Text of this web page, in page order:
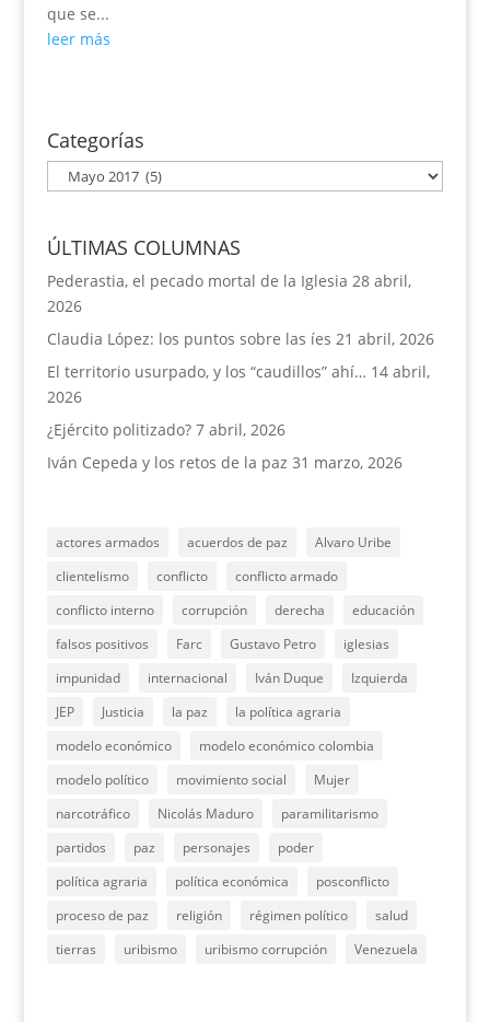
que se...
leer más
Categorías
Categorías
ÚLTIMAS COLUMNAS
Pederastia, el pecado mortal de la Iglesia 28 abril,
2026
Claudia López: los puntos sobre las íes 21 abril, 2026
El territorio usurpado, y los “caudillos” ahí… 14 abril,
2026
¿Ejército politizado? 7 abril, 2026
Iván Cepeda y los retos de la paz 31 marzo, 2026
actores armados acuerdos de paz
Alvaro Uribe
clientelismo
conflicto
conflicto armado
conflicto interno
corrupción derecha
educación
falsos positivos
Farc Gustavo Petro
iglesias
impunidad
internacional Iván Duque
Izquierda
JEP
Justicia la paz
la política agraria
modelo económico
modelo económico colombia
modelo político
movimiento social
Mujer
narcotráfico
Nicolás Maduro
paramilitarismo
partidos
paz personajes
poder
política agraria
política económica
posconflicto
proceso de paz
religión régimen político
salud
tierras
uribismo uribismo corrupción Venezuela